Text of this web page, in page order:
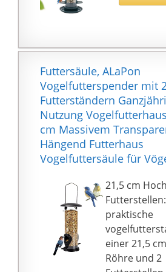
Schale und
ermöglichen.
rostfreie,
Klemme mit
sicheren
jeder
Deck oder
Menschen,
städtischen
Wohnungen
eine
ermöglichen
wilde Vögel im
Futtersäule, ALaPon
Vogelfutterspender mit
Futterständern
Nutzung
cm Massivem
Hängend Futterhaus
Vogelfuttersäule für
21,5 cm
praktische
einer 21,5
Röhre und 2